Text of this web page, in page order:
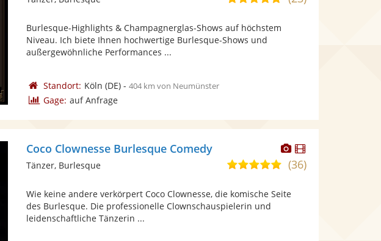
stellt
Burlesque-Highlights & Champagnerglas-Shows auf höchstem
Niveau. Ich biete Ihnen hochwertige Burlesque-Shows und
außergewöhnliche Performances ...
Standort: Köln (DE)- 404 km von Neumünster
Gage: auf Anfrage
Dieser
Künstler
stellt
Dieser
Künstler
Coco Clownesse Burlesque Comedy
5,0
5
(36)
Tänzer, Burlesque
Wie keine andere verkörpert Coco Clownesse, die komische Seite
des Burlesque. Die professionelle Clownschauspielerin und
leidenschaftliche Tänzerin ...